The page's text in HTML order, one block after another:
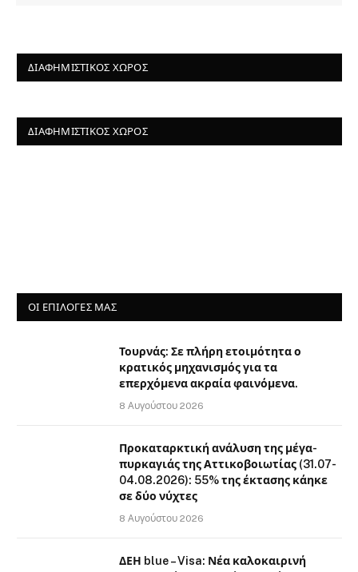
ΔΙΑΦΗΜΙΣΤΙΚΌΣ ΧΏΡΟΣ
ΔΙΑΦΗΜΙΣΤΙΚΌΣ ΧΏΡΟΣ
ΟΙ ΕΠΙΛΟΓΈΣ ΜΑΣ
Τουρνάς: Σε πλήρη ετοιμότητα ο
κρατικός μηχανισμός για τα
επερχόμενα ακραία φαινόμενα.
8 Αυγούστου 2026
Προκαταρκτική ανάλυση της μέγα-
πυρκαγιάς της Αττικοβοιωτίας (31.07-
04.08.2026): 55% της έκτασης κάηκε
σε δύο νύχτες
8 Αυγούστου 2026
ΔΕΗ blue – Visa: Νέα καλοκαιρινή